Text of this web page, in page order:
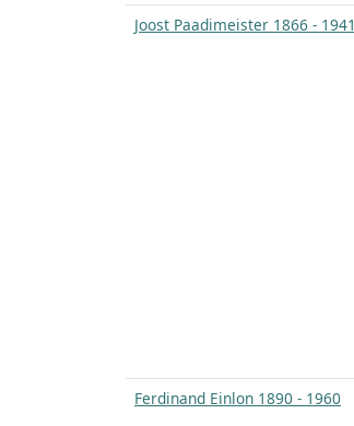
Joost Paadimeister 1866 - 1941
Ferdinand Einlon 1890 - 1960